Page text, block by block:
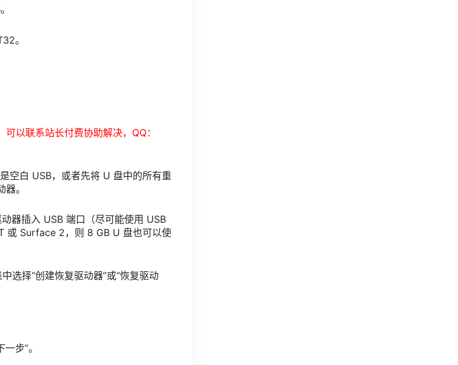
。
以联系站长付费协助解决，QQ：
空白 USB，或者先将 U 盘中的所有重
。
器插入 USB 端口（尽可能使用 USB
或 Surface 2，则 8 GB U 盘也可以使
选择“创建恢复驱动器”或“恢复驱动
步”。